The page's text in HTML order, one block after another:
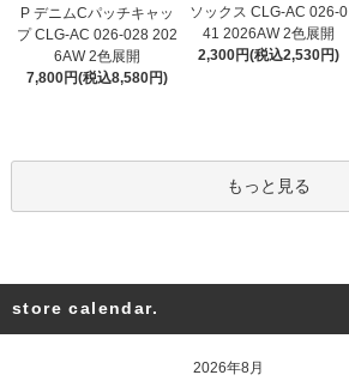
P デニムCパッチキャッ
プ CLG-AC 026-028 202
6AW 2色展開
7,800円(税込8,580円)
ソックス CLG-AC 026-0
41 2026AW 2色展開
2,300円(税込2,530円)
もっと見る
store calendar.
2026年8月